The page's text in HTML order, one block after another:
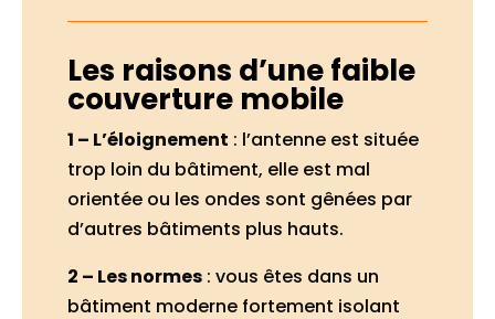
Les raisons d’une faible
couverture mobile
1 – L’éloignement : l’antenne est située
trop loin du bâtiment, elle est mal
orientée ou les ondes sont gênées par
d’autres bâtiments plus hauts.
2 – Les normes: vous êtes dans un
bâtiment moderne fortement isolant